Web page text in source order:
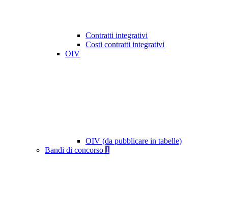
Contratti integrativi
Costi contratti integrativi
OIV
OIV (da pubblicare in tabelle)
Bandi di concorso 1